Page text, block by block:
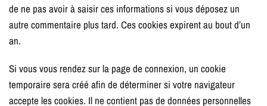
de ne pas avoir à saisir ces informations si vous déposez un
autre commentaire plus tard. Ces cookies expirent au bout d’un
an.
Si vous vous rendez sur la page de connexion, un cookie
temporaire sera créé afin de déterminer si votre navigateur
accepte les cookies. Il ne contient pas de données personnelles